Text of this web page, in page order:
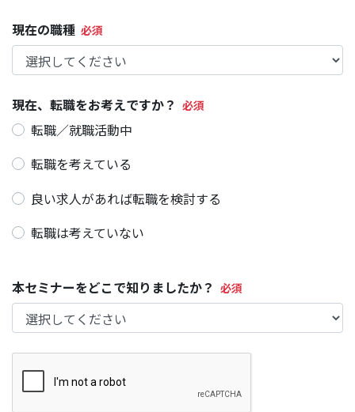
現在の職種
現在、転職をお考えですか？
転職／就職活動中
転職を考えている
良い求人があれば転職を検討する
転職は考えていない
本セミナーをどこで知りましたか？